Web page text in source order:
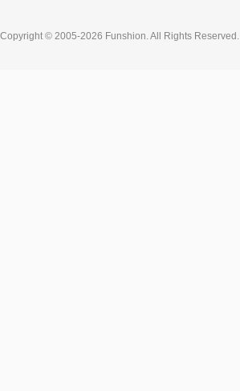
Copyright © 2005-2026 Funshion. All Rights Reserved.